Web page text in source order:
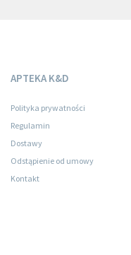
APTEKA K&D
Polityka prywatności
Regulamin
Dostawy
Odstąpienie od umowy
Kontakt